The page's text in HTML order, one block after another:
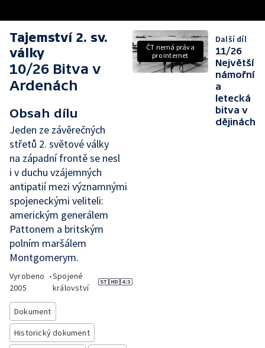
Tajemství 2. sv.
války
10/26 Bitva v
Ardenách
Obsah dílu
Jeden ze závěrečných
střetů 2. světové války
na západní frontě se nesl
i v duchu vzájemných
antipatií mezi významnými
spojeneckými veliteli:
americkým generálem
Pattonem a britským
polním maršálem
Montgomerym.
Vyrobeno
2005
•Spojené
království
Dokument
Historický dokument
ČT nemá práva
pro internet
Další díl
11/26
Největší
námořní
a
letecká
bitva v
dějinách